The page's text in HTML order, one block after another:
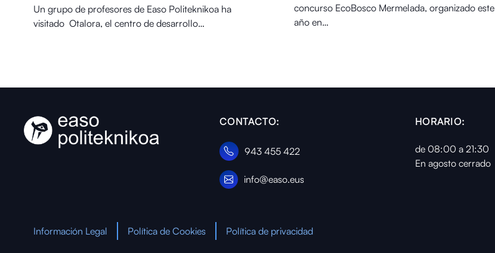
Un grupo de profesores de Easo Politeknikoa ha
visitado Otalora⁠, el centro de desarrollo…
concurso EcoBosco Mermelada, organizado este
año en…
CONTACTO:
943 455 422
info@easo.eus
HORARIO:
de 08:00 a 21:30
En agosto cerrado
Información Legal Política de Cookies Política de privacidad